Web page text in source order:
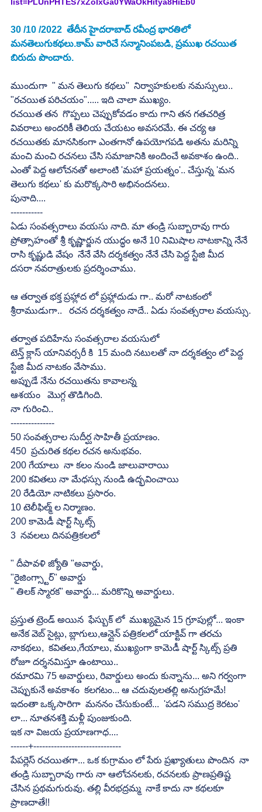
list=PLUnPHTES7xZoIxGa0YWaOkHitya8HiEb0
30 /10 /2022  తేదీన హైదరాబాద్ రవీంద్ర భారతిలో
మనతెలుగుకథలు.కామ్ వారిచే సన్మానింపబడి, ప్రముఖ రచయిత
బిరుదు పొందారు.
ముందుగా  " మన తెలుగు కథలు"  నిర్వాహకులకు నమస్సులు..
"రచయిత పరిచయం"..... ఇది చాలా ముఖ్యం.
రచయిత తన  గొప్పలు చెప్పుకోవడం కాదు గాని తన గతచరిత్ర
వివరాలు అందరికీ తెలియ చేయటం అవసరమే. ఈ చర్య ఆ
రచయితకు మానసికంగా ఎంతగానో ఉపయోగపడి అతను మరిన్ని
మంచి మంచి రచనలు చేసి సమాజానికి అందించే అవకాశం ఉంది..
ఎంతో పెద్ద ఆలోచనతో అలాంటి 'మహా ప్రయత్నం'.. చేస్తున్న 'మన
తెలుగు కథలు' కు మరొక్కసారి అభినందనలు.
పునాది....
-----------
ఏడు సంవత్సరాలు వయసు నాది. మా తండ్రి సుబ్బారావు గారు
ప్రోత్సాహంతో శ్రీ కృష్ణార్జున యుద్ధం అనే 10 నిమిషాల నాటకాన్ని నేనే
రాసి కృష్ణుడి వేషం  నేనే వేసి దర్శకత్వం నేనే చేసి పెద్ద స్టేజి మీద
దసరా నవరాత్రులకు ప్రదర్శించాము.
ఆ తర్వాత భక్త ప్రహ్లాద లో ప్రహ్లాదుడు గా.. మరో నాటకంలో
శ్రీరాముడుగా..   రచన దర్శకత్వం నాదే.. ఏడు సంవత్సరాల వయస్సు.
తర్వాత పదిహేను సంవత్సరాల వయసులో
టెన్త్ క్లాస్ యానివర్సరీ కి  15 మంది నటులతో నా దర్శకత్వం లో పెద్ద
స్టేజి మీద నాటకం వేసాము.
అప్పుడే నేను రచయితను కావాలన్న
ఆశయం   మొగ్గ తొడిగింది.
నా గురించి..
---------------
50 సంవత్సరాల సుదీర్ఘ సాహితీ ప్రయాణం.
450  ప్రచురిత కథల రచన అనుభవం.
200 గేయాలు  నా కలం నుండి జాలువారాయి
200 కవితలు నా మేధస్సు నుండి ఉద్భవించాయి
20 రేడియో నాటికలు ప్రసారం.
10 టెలీఫిల్మ్ ల నిర్మాణం.
200 కామెడీ షార్ట్ స్కిట్స్
3  నవలలు దినపత్రికలలో
" దీపావళి జ్యోతి "అవార్డు,
"రైజింగ్స్టార్" అవార్డు
" తిలక్ స్మారక" అవార్డు... మరికొన్ని అవార్డులు.
ప్రస్తుత ట్రెండ్ అయిన  ఫేస్బుక్ లో  ముఖ్యమైన 15 గ్రూపుల్లో... ఇంకా
అనేక వెబ్ సైట్లు, బ్లాగులు,ఆన్లైన్ పత్రికలలో యాక్టివ్ గా తరచు
నాకథలు,  కవితలు,గేయాలు, ముఖ్యంగా కామెడీ షార్ట్ స్కిట్స్ ప్రతి
రోజూ దర్శనమిస్తూ ఉంటాయి..
రమారమి 75 అవార్డులు, రివార్డులు అందు కున్నాను... అని గర్వంగా
చెప్పుకునే అవకాశం  కలగటం... ఆ చదువులతల్లి అనుగ్రహమే!
ఇదంతా ఒక్కసారిగా  మననం చేసుకుంటే...  'పడని సముద్ర కెరటం'
లా... నూతనశక్తి మళ్లీ పుంజుకుంది.
ఇక నా విజయ ప్రయాణగాధ....
------+------------------------------
పేపర్లెస్ రచయితగా... ఒక కుగ్రామం లో పేరు ప్రఖ్యాతులు పొందిన  నా
తండ్రి సుబ్బారావు గారు నా ఆలోచనలకు, రచనలకు ప్రాణప్రతిష్ట
చేసిన ప్రథమగురువు. తల్లి వీరభద్రమ్మ  నాకే కాదు నా కథలకూ
ప్రాణదాతే!!